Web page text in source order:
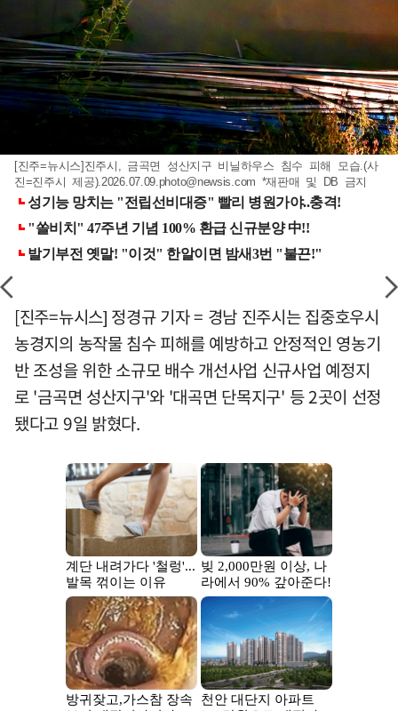
[진주=뉴시스]진주시, 금곡면 성산지구 비닐하우스 침수 피해 모습.(사
진=진주시 제공).2026.07.09.photo@newsis.com *재판매 및 DB 금지
[진주=뉴시스] 정경규 기자 = 경남 진주시는 집중호우시
농경지의 농작물 침수 피해를 예방하고 안정적인 영농기
반 조성을 위한 소규모 배수 개선사업 신규사업 예정지
로 '금곡면 성산지구'와 '대곡면 단목지구' 등 2곳이 선정
됐다고 9일 밝혔다.